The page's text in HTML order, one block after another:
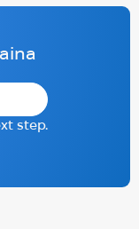
step.